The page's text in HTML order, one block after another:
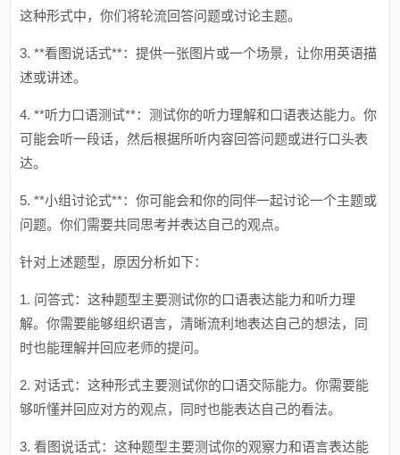
这种形式中，你们将轮流回答问题或讨论主题。
3. **看图说话式**：提供一张图片或一个场景，让你用英语描
述或讲述。
4. **听力口语测试**：测试你的听力理解和口语表达能力。你
可能会听一段话，然后根据所听内容回答问题或进行口头表
达。
5. **小组讨论式**：你可能会和你的同伴一起讨论一个主题或
问题。你们需要共同思考并表达自己的观点。
针对上述题型，原因分析如下：
1. 问答式：这种题型主要测试你的口语表达能力和听力理
解。你需要能够组织语言，清晰流利地表达自己的想法，同
时也能理解并回应老师的提问。
2. 对话式：这种形式主要测试你的口语交际能力。你需要能
够听懂并回应对方的观点，同时也能表达自己的看法。
3. 看图说话式：这种题型主要测试你的观察力和语言表达能